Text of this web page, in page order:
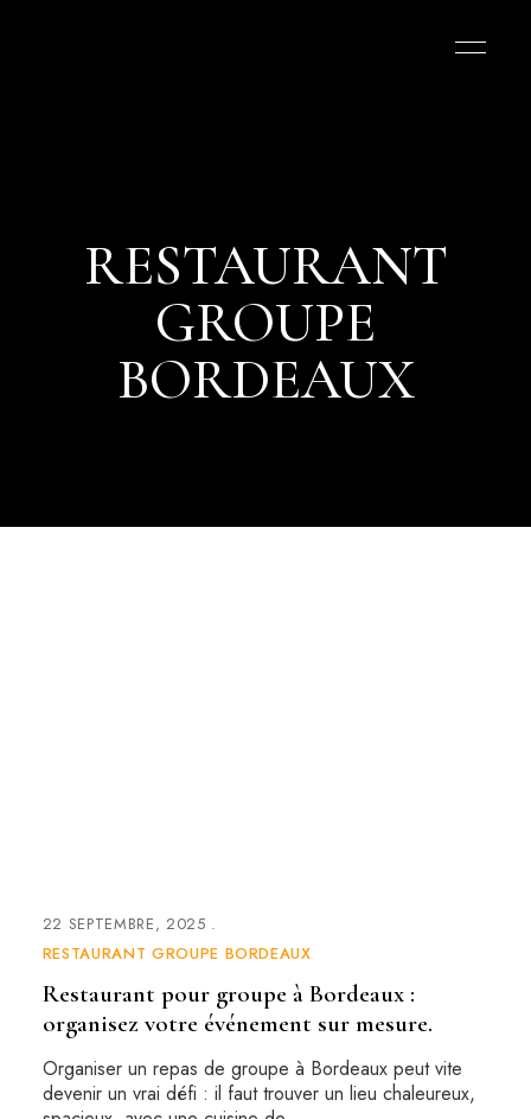
RESTAURANT
GROUPE
BORDEAUX
22 SEPTEMBRE, 2025
RESTAURANT GROUPE BORDEAUX
Restaurant pour groupe à Bordeaux :
organisez votre événement sur mesure.
Organiser un repas de groupe à Bordeaux peut vite
devenir un vrai défi : il faut trouver un lieu chaleureux,